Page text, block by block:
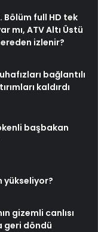
Bölüm full HD tek
mı, ATV Altı Üstü
izlenir?
bağlantılı
kaldırdı
başbakan
yükseliyor?
gizemli canlısı
geri döndü